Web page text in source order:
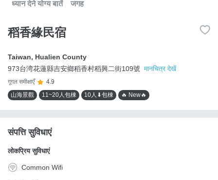
ध्यान देने योग्य बातें जगह
稻香緣民宿
Taiwan, Hualien County
973台湾花蓮縣吉安鄉稻香村稻興二街109號 मानचित्र देखें
गूगल समीक्षाएँ
4.9
山海景觀
11~20人包棟 10人⬇包棟 🔥 New🔥
संपत्ति सुविधाएं
लोकप्रिय सुविधाएं
Common Wifi